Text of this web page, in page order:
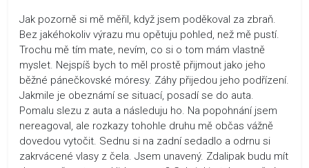
Jak pozorně si mě měřil, když jsem poděkoval za zbraň.
Bez jakéhokoliv výrazu mu opětuju pohled, než mě pustí.
Trochu mě tím mate, nevím, co si o tom mám vlastně
myslet. Nejspíš bych to měl prostě přijmout jako jeho
běžné pánečkovské móresy. Záhy přijedou jeho podřízení.
Jakmile je obeznámí se situací, posadí se do auta.
Pomalu slezu z auta a následuju ho. Na popohnání jsem
nereagoval, ale rozkazy tohohle druhu mě občas vážně
dovedou vytočit. Sednu si na zadní sedadlo a odrnu si
zakrvácené vlasy z čela. Jsem unavený. Zdalipak budu mít